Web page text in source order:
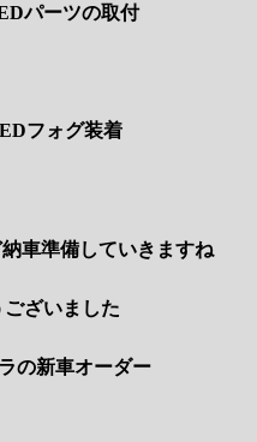
パーツの取付
フォグ装着
車準備していきますね
ざいました
の新車オーダー